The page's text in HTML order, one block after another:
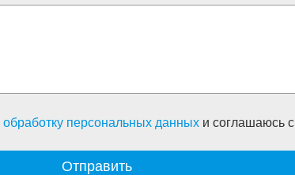
обработку персональных данных и соглашаюсь c
Отправить